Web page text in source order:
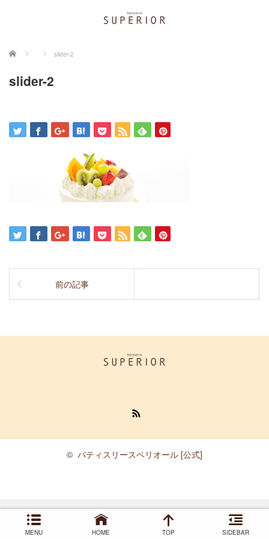
ホーム slider-2
slider-2
前の記事
MENU HOME TOP SIDEBAR
© パティスリースペリオール [公式]